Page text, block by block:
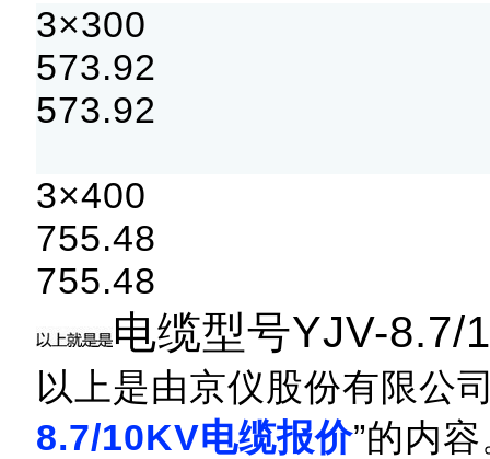
3×300
573.92
573.92
3×400
755.48
755.48
电缆型号YJV-8.7/
以上是由京仪股份有限公
8.7/10KV电缆报价”的内